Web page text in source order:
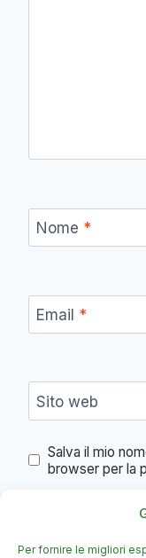
Per fornire le migliori
Nome *
Email *
Sito web
Salva il mio
browser per la